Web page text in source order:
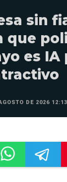
sin
que
es IA
DE 2026 12:13